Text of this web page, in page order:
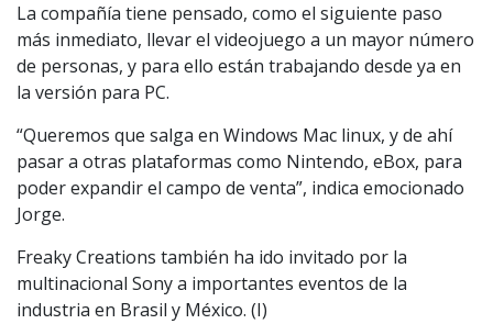
La compañía tiene pensado, como el siguiente paso
más inmediato, llevar el videojuego a un mayor número
de personas, y para ello están trabajando desde ya en
la versión para PC.
“Queremos que salga en Windows Mac linux, y de ahí
pasar a otras plataformas como Nintendo, eBox, para
poder expandir el campo de venta”, indica emocionado
Jorge.
Freaky Creations también ha ido invitado por la
multinacional Sony a importantes eventos de la
industria en Brasil y México. (I)